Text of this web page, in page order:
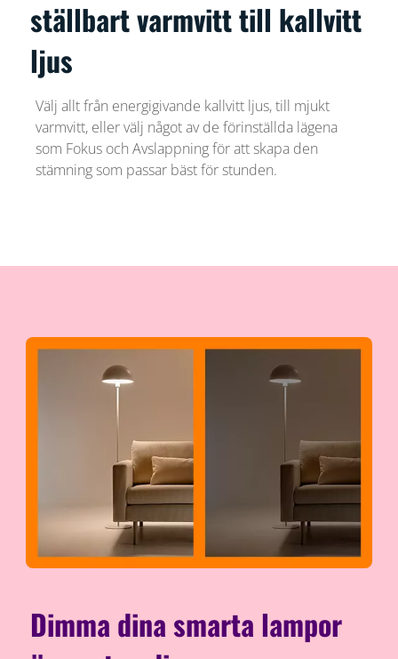
ställbart varmvitt till kallvitt
ljus
Välj allt från energigivande kallvitt ljus, till mjukt
varmvitt, eller välj något av de förinställda lägena
som Fokus och Avslappning för att skapa den
stämning som passar bäst för stunden.
Dimma dina smarta lampor